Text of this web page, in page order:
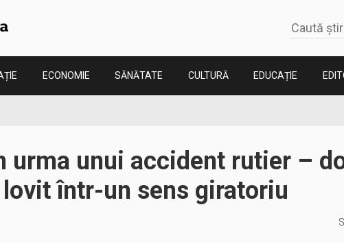
ECONOMIE SĂNĂTATE CULTURĂ EDUCAȚIE
urma unui accident rutier –
într-un sens giratoriu